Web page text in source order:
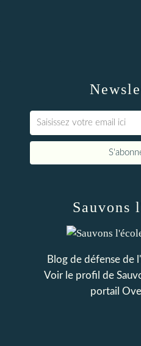
Sauvons
Blog de défense de
Voir le profil de
portail